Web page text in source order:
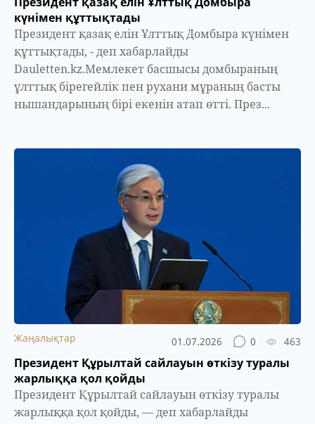
күнімен құттықтады
Президент қазақ елін Ұлттық Домбыра күнімен
құттықтады, - деп хабарлайды
Dauletten.kz.Мемлекет басшысы домбыраның
ұлттық бірегейлік пен рухани мұраның басты
нышандарының бірі екенін атап өтті. През...
Жаңалықтар 01.07.2026 0 463
Президент Құрылтай сайлауын өткізу туралы
жарлыққа қол қойды
Президент Құрылтай сайлауын өткізу туралы
жарлыққа қол қойды, — деп хабарлайды